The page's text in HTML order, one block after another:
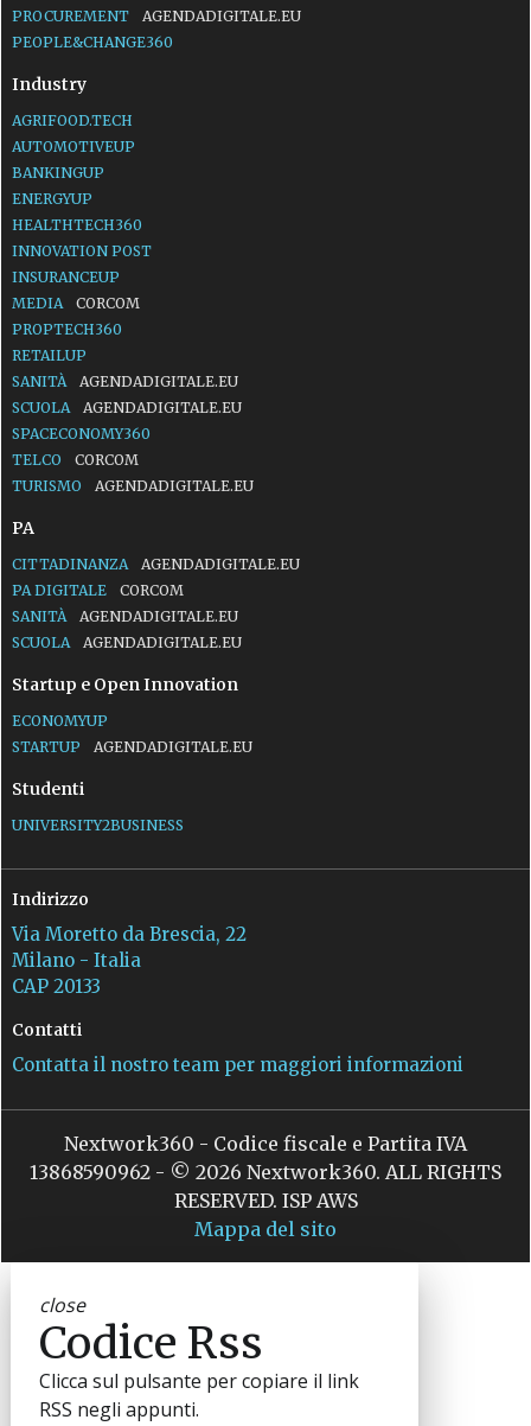
PROCUREMENT
AGENDADIGITALE.EU
PEOPLE&CHANGE360
Industry
AGRIFOOD.TECH
AUTOMOTIVEUP
BANKINGUP
ENERGYUP
HEALTHTECH360
INNOVATION POST
INSURANCEUP
MEDIA
CORCOM
PROPTECH360
RETAILUP
SANITÀ
AGENDADIGITALE.EU
SCUOLA
AGENDADIGITALE.EU
SPACECONOMY360
TELCO
CORCOM
TURISMO
AGENDADIGITALE.EU
PA
CITTADINANZA
AGENDADIGITALE.EU
PA DIGITALE
CORCOM
SANITÀ
AGENDADIGITALE.EU
SCUOLA
AGENDADIGITALE.EU
Startup e Open Innovation
ECONOMYUP
STARTUP
AGENDADIGITALE.EU
Studenti
UNIVERSITY2BUSINESS
Indirizzo
Via Moretto da Brescia, 22
Milano - Italia
CAP 20133
Contatti
Contatta il nostro team per maggiori informazioni
Nextwork360 - Codice fiscale e Partita IVA
13868590962 - © 2026 Nextwork360. ALL RIGHTS
RESERVED. ISP AWS
Mappa del sito
close
Codice Rss
Clicca sul pulsante per copiare il link
RSS negli appunti.